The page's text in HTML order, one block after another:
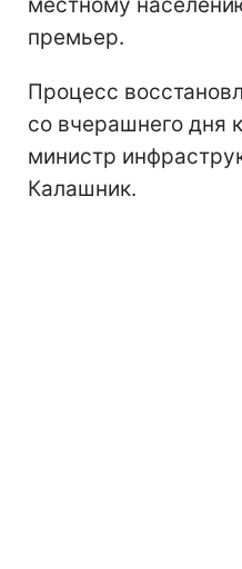
премьер.
Процесс
со вчерашнего дня
министр
Калашник.